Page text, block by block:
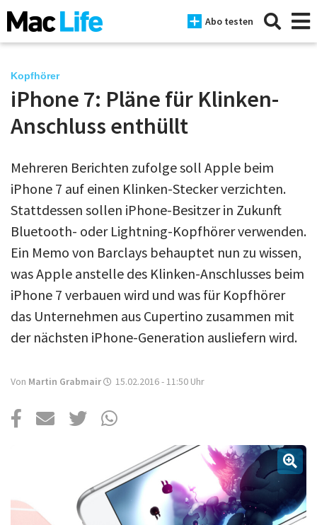
Abo testen
News
Mac
iPad
Tests
Tipps
Magazine
Über uns
Podcast
Mac Life+
Anmelden
Kopfhörer
iPhone 7: Pläne für Klinken-
Anschluss enthüllt
Mehreren Berichten zufolge soll Apple beim
iPhone 7 auf einen Klinken-Stecker verzichten.
Stattdessen sollen iPhone-Besitzer in Zukunft
Bluetooth- oder Lightning-Kopfhörer verwenden.
Ein Memo von Barclays behauptet nun zu wissen,
was Apple anstelle des Klinken-Anschlusses beim
iPhone 7 verbauen wird und was für Kopfhörer
das Unternehmen aus Cupertino zusammen mit
der nächsten iPhone-Generation ausliefern wird.
Von Martin Grabmair 15.02.2016 - 11:50 Uhr